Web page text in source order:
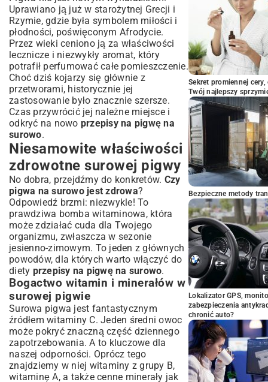
Przechowywanie pigwy i wykorzystanie
jej przez cały rok
Jak długo przechowywać surową pigwę?
Mrożenie pigwy na surowo: wskazówki
Inne metody konserwacji surowej pigwy
Podsumowanie: Odkryj potencjał
surowej pigwy w Twojej kuchni!
Uprawiano ją już w starożytnej Grecji i
Rzymie, gdzie była symbolem miłości i
płodności, poświęconym Afrodycie.
Przez wieki ceniono ją za właściwości
lecznicze i niezwykły aromat, który
potrafił perfumować całe pomieszczenie.
Choć dziś kojarzy się głównie z
przetworami, historycznie jej
zastosowanie było znacznie szersze.
Czas przywrócić jej należne miejsce i
odkryć na nowo przepisy na pigwę na
surowo.
Niesamowite właściwości
zdrowotne surowej pigwy
No dobra, przejdźmy do konkretów. Czy
pigwa na surowo jest zdrowa?
Odpowiedź brzmi: niezwykle! To
prawdziwa bomba witaminowa, która
może zdziałać cuda dla Twojego
organizmu, zwłaszcza w sezonie
jesienno-zimowym. To jeden z głównych
powodów, dla których warto włączyć do
diety przepisy na pigwę na surowo.
Bogactwo witamin i minerałów w
surowej pigwie
Surowa pigwa jest fantastycznym
źródłem witaminy C. Jeden średni owoc
może pokryć znaczną część dziennego
zapotrzebowania. A to kluczowe dla
naszej odporności. Oprócz tego
znajdziemy w niej witaminy z grupy B,
witaminę A, a także cenne minerały jak
Sekret promiennej
Twój najlepszy
Bezpieczne metody
Lokalizator GPS,
zabezpieczenia
chronić auto?